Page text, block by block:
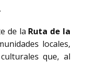
.
de la Ruta de la
locales,
que, al